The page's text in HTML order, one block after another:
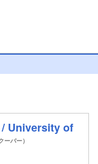
/ University of
ーバー）